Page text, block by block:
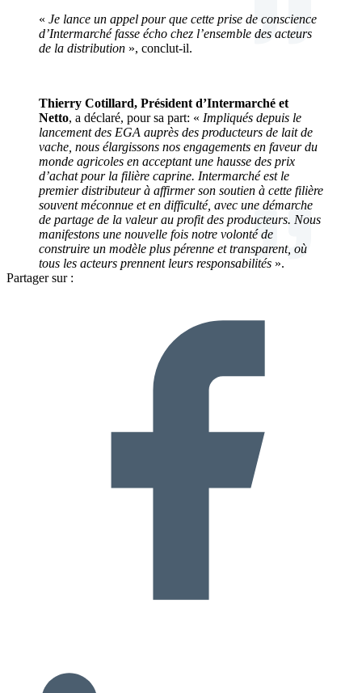
« Je lance un appel pour que cette prise de conscience
d’Intermarché fasse écho chez l’ensemble des acteurs
de la distribution », conclut-il.
Thierry Cotillard, Président d’Intermarché et
Netto, a déclaré, pour sa part: « Impliqués depuis le
lancement des EGA auprès des producteurs de lait de
vache, nous élargissons nos engagements en faveur du
monde agricoles en acceptant une hausse des prix
d’achat pour la filière caprine. Intermarché est le
premier distributeur à affirmer son soutien à cette filière
souvent méconnue et en difficulté, avec une démarche
de partage de la valeur au profit des producteurs. Nous
manifestons une nouvelle fois notre volonté de
construire un modèle plus pérenne et transparent, où
tous les acteurs prennent leurs responsabilités ».
Partager sur :